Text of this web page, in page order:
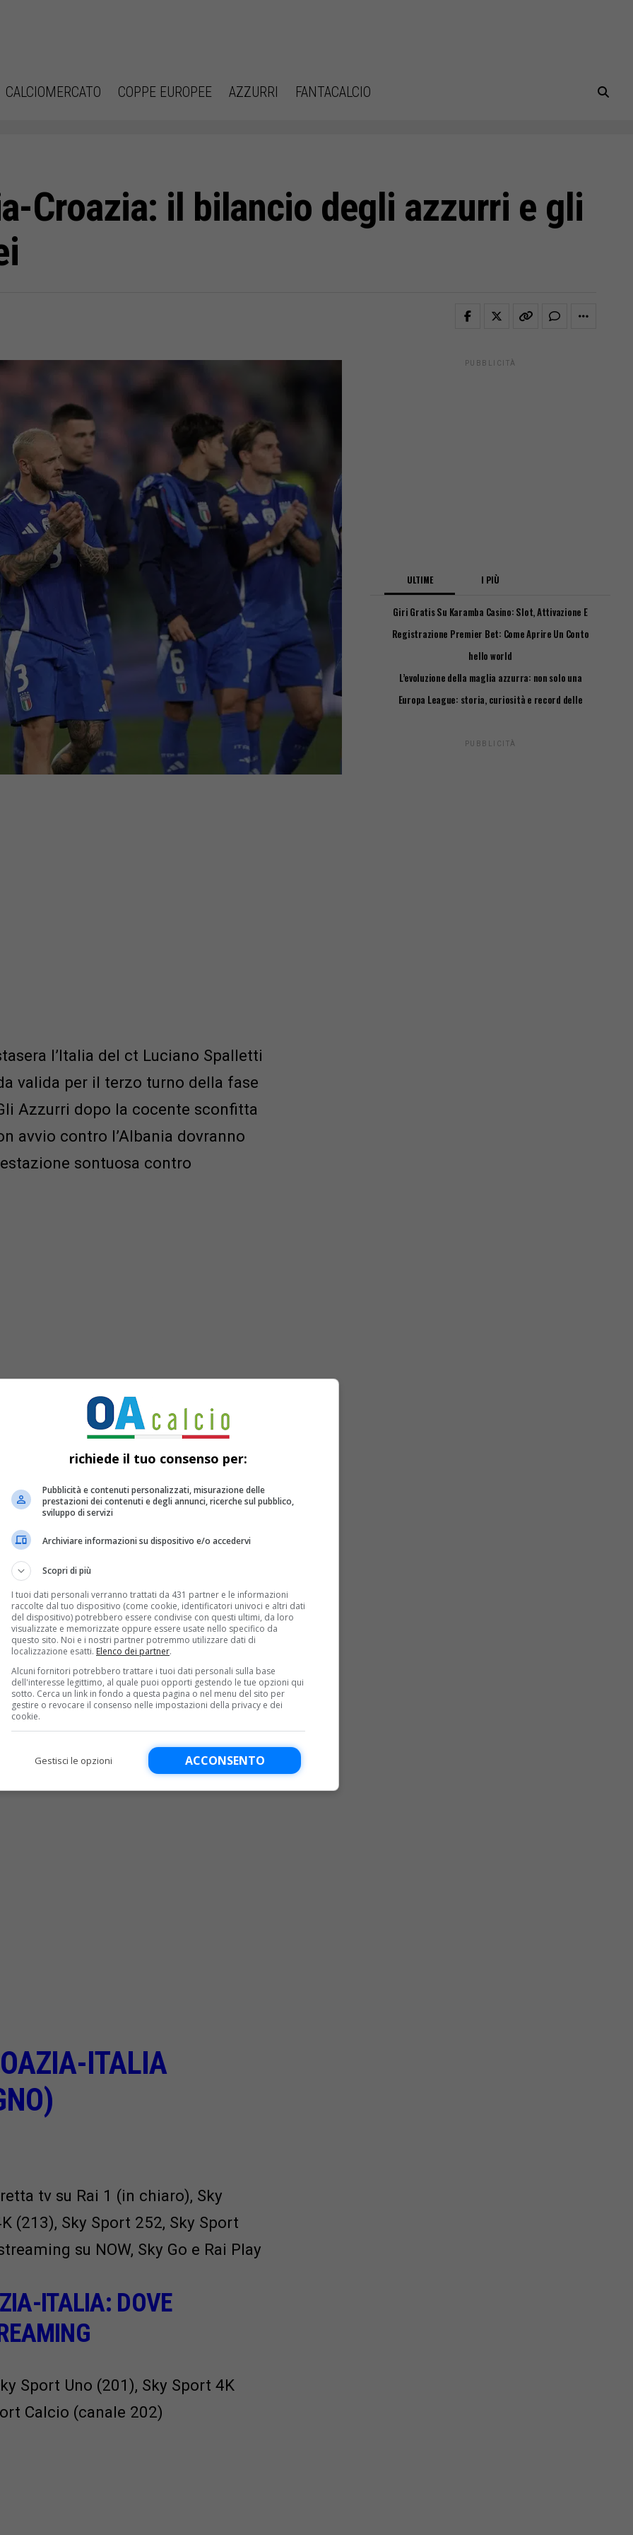
CALCIOMERCATO COPPE EUROPEE AZZURRI FANTACALCIO
Croazia: il bilancio degli azzurri e gli
l’Italia del ct Luciano Spalletti
valida per il terzo turno della fase
Azzurri dopo la cocente sconfitta
avvio contro l’Albania dovranno
sontuosa contro
hanno molto spesso
sono stati ben 5, 3 le
una la vittoria per l’Italia,
Insomma un tabù da sfatare
l’Italia non incontra dal lontano
e i suoi avranno due risultati su
un posto agli ottavi.
il programma dettagliato,
e streaming di Croazia-Italia, sfida
del girone B degli Europei 2024.La
televisiva su Rai 1, Sky Sport
Sky Sport 252, ed in streaming
ITALIA
tv su Rai 1 (in chiaro), Sky
(213), Sky Sport 252, Sky Sport
su NOW, Sky Go e Rai Play
ITALIA: DOVE
Sport Uno (201), Sky Sport 4K
Calcio (canale 202)
PUBBLICITÀ
ULTIME I PIÙ
Giri Gratis Su Karamba Casino: Slot, Attivazione E
Registrazione Premier Bet: Come Aprire Un Conto
hello world
L’evoluzione della maglia azzurra: non solo una
Europa League: storia, curiosità e record delle
PUBBLICITÀ
richiede il tuo consenso per:
Pubblicità e contenuti personalizzati, misurazione delle
prestazioni dei contenuti e degli annunci, ricerche sul pubblico,
sviluppo di servizi
Archiviare informazioni su dispositivo e/o accedervi
Scopri di più
I tuoi dati personali verranno trattati da 431 partner e le informazioni
raccolte dal tuo dispositivo (come cookie, identificatori univoci e altri dati
del dispositivo) potrebbero essere condivise con questi ultimi, da loro
visualizzate e memorizzate oppure essere usate nello specifico da
questo sito. Noi e i nostri partner potremmo utilizzare dati di
localizzazione esatti. Elenco dei partner.
Alcuni fornitori potrebbero trattare i tuoi dati personali sulla base
dell'interesse legittimo, al quale puoi opporti gestendo le tue opzioni qui
sotto. Cerca un link in fondo a questa pagina o nel menu del sito per
gestire o revocare il consenso nelle impostazioni della privacy e dei
cookie.
ACCONSENTO
Gestisci le opzioni